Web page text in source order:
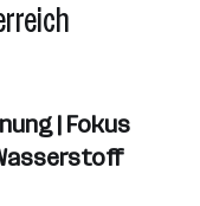
| Fokus